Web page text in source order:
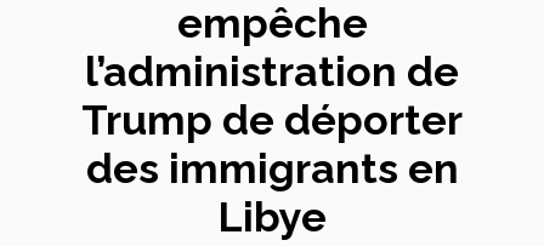
empêche
l’administration de
Trump de déporter
des immigrants en
Libye